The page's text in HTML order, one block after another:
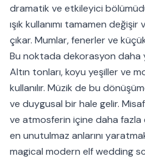
dramatik ve etkileyici
ışık kullanımı tamamen
çıkar. Mumlar, fenerler ve
Bu noktada dekorasyon daha
Altın tonları, koyu yeşiller ve
kullanılır. Müzik de bu
ve duygusal bir hale gelir.
ve atmosferin içine daha fazla
en unutulmaz anlarını
magical modern elf wedding